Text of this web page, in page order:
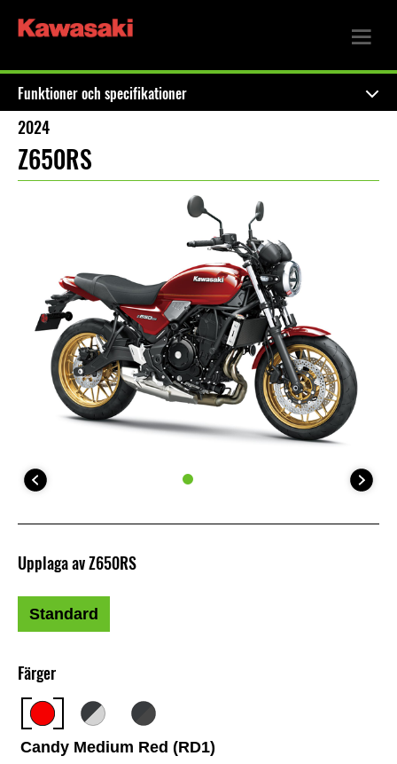
Funktioner och specifikationer
2024
Z650RS
Färger
Candy Medium Red (RD1)
Upplaga av Z650RS
Standard